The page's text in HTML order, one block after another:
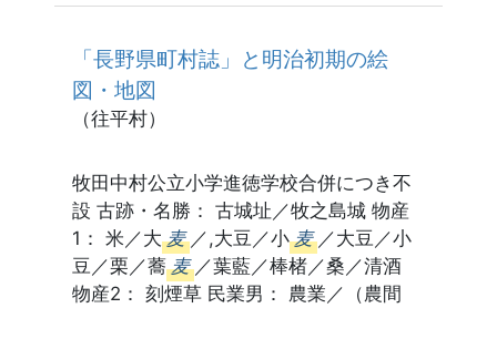
「長野県町村誌」と明治初期の絵
図・地図
（往平村）
牧田中村公立小学進徳学校合併につき不
設 古跡・名勝： 古城址／牧之島城 物産
1： 米／大 麦 ／,大豆／小 麦 ／大豆／小
豆／栗／蕎 麦 ／葉藍／棒楮／桑／清酒
物産2： 刻煙草 民業男： 農業／（農間